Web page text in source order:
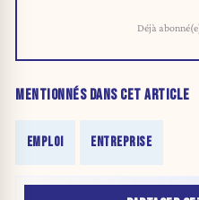
Déjà
MENTIONNÉS DANS CET ARTICLE
EMPLOI ENTREPRISE